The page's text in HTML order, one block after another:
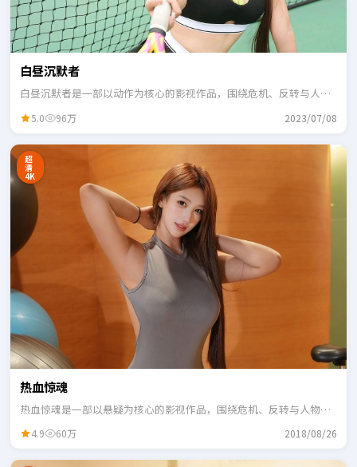
白昼沉默者
白昼沉默者是一部以动作为核心的影视作品，围绕危机、反转与人物
5.0 96万 2023/07/08
超
清
4K
热血惊魂
热血惊魂是一部以悬疑为核心的影视作品，围绕危机、反转与人物成
4.9 60万 2018/08/26